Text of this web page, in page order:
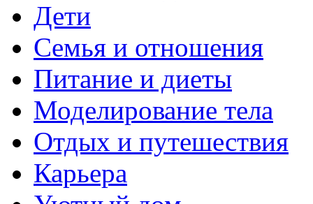
Дети
Семья и отношения
Питание и диеты
Моделирование тела
Отдых и путешествия
Карьера